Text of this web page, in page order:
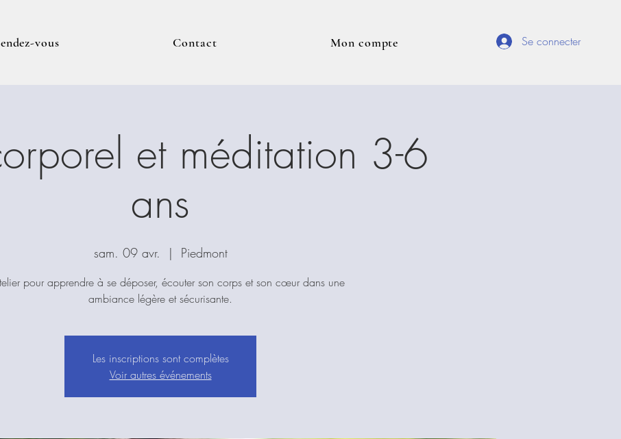
vous Contact Mon compte Se connecter
et méditation 3-6
ans
sam. 09 avr.
  |
Piedmont
pour apprendre à se déposer, écouter son corps et son cœur dans une
ambiance légère et sécurisante.
Les inscriptions sont complètes
Voir autres événements